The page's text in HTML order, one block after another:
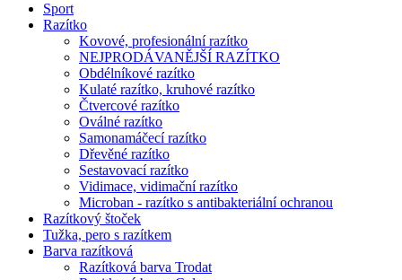
Sport
Razítko
Kovové, profesionální razítko
NEJPRODÁVANĚJŠÍ RAZÍTKO
Obdélníkové razítko
Kulaté razítko, kruhové razítko
Čtvercové razítko
Oválné razítko
Samonamáčecí razítko
Dřevěné razítko
Sestavovací razítko
Vidimace, vidimační razítko
Microban - razítko s antibakteriální ochranou
Razítkový štoček
Tužka, pero s razítkem
Barva razítková
Razítková barva Trodat